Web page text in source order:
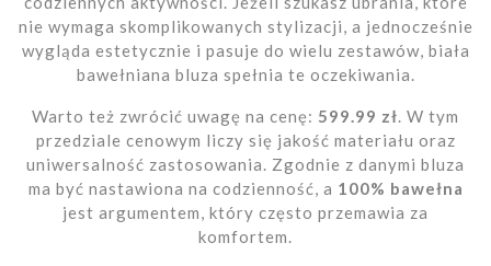
nie wymaga skomplikowanych stylizacji, a jednocześnie
wygląda estetycznie i pasuje do wielu zestawów, biała
bawełniana bluza spełnia te oczekiwania.
Warto też zwrócić uwagę na cenę: 599.99 zł. W tym
przedziale cenowym liczy się jakość materiału oraz
uniwersalność zastosowania. Zgodnie z danymi bluza
ma być nastawiona na codzienność, a 100% bawełna
jest argumentem, który często przemawia za
komfortem.